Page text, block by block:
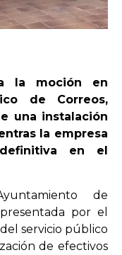
la moción en
de Correos,
una instalación
la empresa
en el
de
por el
servicio público
de efectivos